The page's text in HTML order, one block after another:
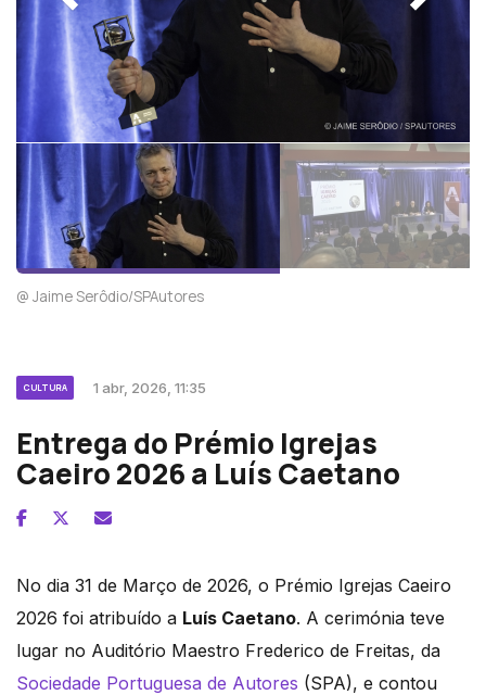
@ Jaime Serôdio/SPAutores
CULTURA 1 abr, 2026, 11:35
Entrega do Prémio Igrejas
Caeiro 2026 a Luís Caetano
No dia 31 de Março de 2026, o Prémio Igrejas Caeiro
2026 foi atribuído a Luís Caetano. A cerimónia teve
lugar no Auditório Maestro Frederico de Freitas, da
Sociedade Portuguesa de Autores (SPA), e contou